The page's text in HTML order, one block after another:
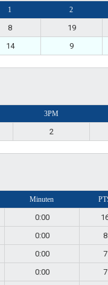
1 2
8 19
14 9
3PM
2
Minuten
0:00
0:00 8
0:00 7
0:00 7